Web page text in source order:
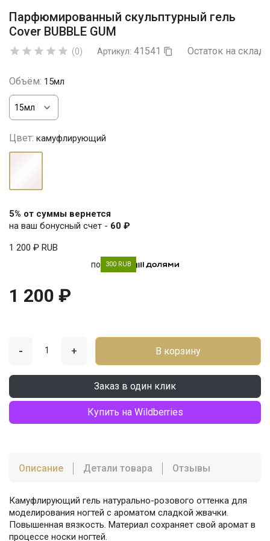
Парфюмированный скульптурный гель
Cover BUBBLE GUM
     (0) Артикул: 41541  Остаток на
Объём: 15мл
Цвет: камуфлирующий
5% от суммы вернется
на ваш бонусный счет - 60 ₽
1 200 ₽ RUB
по 300 RUB
1 200 ₽
- + В корзину
Заказ в один клик
Купить на Wildberries
Описание Детали товара Отзывы
Камуфлирующий гель натурально-розового оттенка для
моделирования ногтей с ароматом сладкой жвачки.
Повышенная вязкость. Материал сохраняет свой аромат в
процессе носки ногтей.